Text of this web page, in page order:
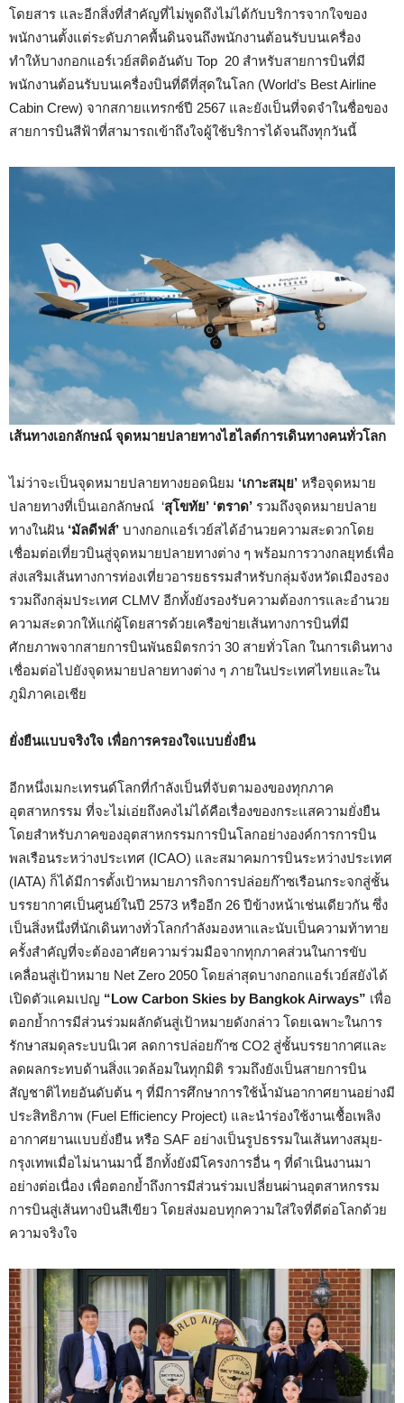
โดยสาร และอีกสิ่งที่สำคัญที่ไม่พูดถึงไม่ได้กับบริการจากใจของ
พนักงานตั้งแต่ระดับภาคพื้นดินจนถึงพนักงานต้อนรับบนเครื่อง
ทำให้บางกอกแอร์เวย์สติดอันดับ Top 20 สำหรับสายการบินที่มี
พนักงานต้อนรับบนเครื่องบินที่ดีที่สุดในโลก (World’s Best Airline
Cabin Crew) จากสกายแทรกซ์ปี 2567 และยังเป็นที่จดจำในชื่อของ
สายการบินสีฟ้าที่สามารถเข้าถึงใจผู้ใช้บริการได้จนถึงทุกวันนี้
เส้นทางเอกลักษณ์ จุดหมายปลายทางไฮไลต์การเดินทางคนทั่วโลก
ไม่ว่าจะเป็นจุดหมายปลายทางยอดนิยม ‘เกาะสมุย’ หรือจุดหมาย
ปลายทางที่เป็นเอกลักษณ์ ‘สุโขทัย’ ‘ตราด’ รวมถึงจุดหมายปลาย
ทางในฝัน ‘มัลดีฟส์’ บางกอกแอร์เวย์สได้อำนวยความสะดวกโดย
เชื่อมต่อเที่ยวบินสู่จุดหมายปลายทางต่าง ๆ พร้อมการวางกลยุทธ์เพื่อ
ส่งเสริมเส้นทางการท่องเที่ยวอารยธรรมสำหรับกลุ่มจังหวัดเมืองรอง
รวมถึงกลุ่มประเทศ CLMV อีกทั้งยังรองรับความต้องการและอำนวย
ความสะดวกให้แก่ผู้โดยสารด้วยเครือข่ายเส้นทางการบินที่มี
ศักยภาพจากสายการบินพันธมิตรกว่า 30 สายทั่วโลก ในการเดินทาง
เชื่อมต่อไปยังจุดหมายปลายทางต่าง ๆ ภายในประเทศไทยและใน
ภูมิภาคเอเชีย
ยั่งยืนแบบจริงใจ เพื่อการครองใจแบบยั่งยืน
อีกหนึ่งเมกะเทรนด์โลกที่กำลังเป็นที่จับตามองของทุกภาค
อุตสาหกรรม ที่จะไม่เอ่ยถึงคงไม่ได้คือเรื่องของกระแสความยั่งยืน
โดยสำหรับภาคของอุตสาหกรรมการบินโลกอย่างองค์การการบิน
พลเรือนระหว่างประเทศ (ICAO) และสมาคมการบินระหว่างประเทศ
(IATA) ก็ได้มีการตั้งเป้าหมายภารกิจการปล่อยก๊าซเรือนกระจกสู่ชั้น
บรรยากาศเป็นศูนย์ในปี 2573 หรืออีก 26 ปีข้างหน้าเช่นเดียวกัน ซึ่ง
เป็นสิ่งหนึ่งที่นักเดินทางทั่วโลกกำลังมองหาและนับเป็นความท้าทาย
ครั้งสำคัญที่จะต้องอาศัยความร่วมมือจากทุกภาคส่วนในการขับ
เคลื่อนสู่เป้าหมาย Net Zero 2050 โดยล่าสุดบางกอกแอร์เวย์สยังได้
เปิดตัวแคมเปญ “Low Carbon Skies by Bangkok Airways” เพื่อ
ตอกย้ำการมีส่วนร่วมผลักดันสู่เป้าหมายดังกล่าว โดยเฉพาะในการ
รักษาสมดุลระบบนิเวศ ลดการปล่อยก๊าซ CO2 สู่ชั้นบรรยากาศและ
ลดผลกระทบด้านสิ่งแวดล้อมในทุกมิติ รวมถึงยังเป็นสายการบิน
สัญชาติไทยอันดับต้น ๆ ที่มีการศึกษาการใช้น้ำมันอากาศยานอย่างมี
ประสิทธิภาพ (Fuel Efficiency Project) และนำร่องใช้งานเชื้อเพลิง
อากาศยานแบบยั่งยืน หรือ SAF อย่างเป็นรูปธรรมในเส้นทางสมุย-
กรุงเทพเมื่อไม่นานมานี้ อีกทั้งยังมีโครงการอื่น ๆ ที่ดำเนินงานมา
อย่างต่อเนื่อง เพื่อตอกย้ำถึงการมีส่วนร่วมเปลี่ยนผ่านอุตสาหกรรม
การบินสู่เส้นทางบินสีเขียว โดยส่งมอบทุกความใส่ใจที่ดีต่อโลกด้วย
ความจริงใจ